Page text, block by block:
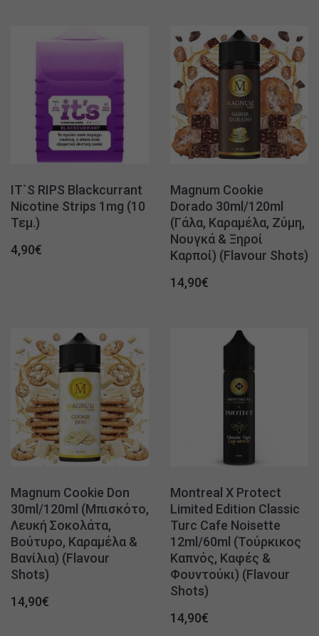
IT`S RIPS Blackcurrant
Nicotine Strips 1mg (10
Τεμ.)
4,90€
Magnum Cookie
Dorado 30ml/120ml
(Γάλα, Καραμέλα, Ζύμη,
Νουγκά & Ξηροί
Καρποί) (Flavour Shots)
14,90€
Magnum Cookie Don
30ml/120ml (Μπισκότο,
Λευκή Σοκολάτα,
Βούτυρο, Καραμέλα &
Βανίλια) (Flavour
Shots)
14,90€
Montreal X Protect
Limited Edition Classic
Turc Cafe Noisette
12ml/60ml (Τούρκικος
Καπνός, Καφές &
Φουντούκι) (Flavour
Shots)
14,90€